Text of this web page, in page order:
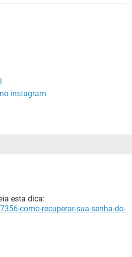
instagram
esta dica:
como-recuperar-sua-senha-do-